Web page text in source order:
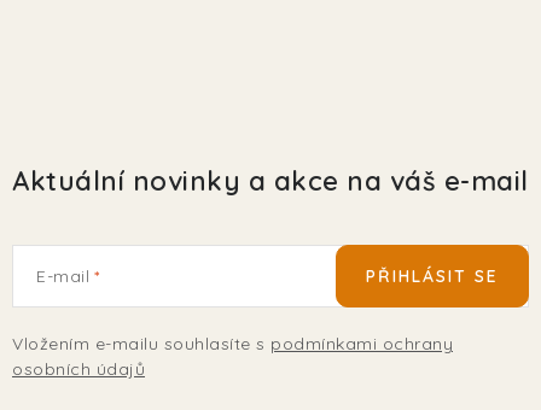
Aktuální novinky a akce na váš e-mail
E-mail
Vložením e-mailu souhlasíte s podmínkami ochrany
osobních údajů
PŘIHLÁSIT SE